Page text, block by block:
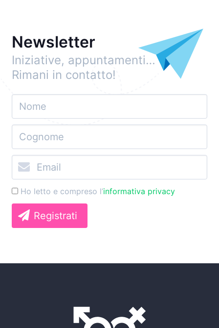
Newsletter
Iniziative, appuntamenti…
Rimani in contatto!
Ho letto e compreso l’informativa privacy
Registrati